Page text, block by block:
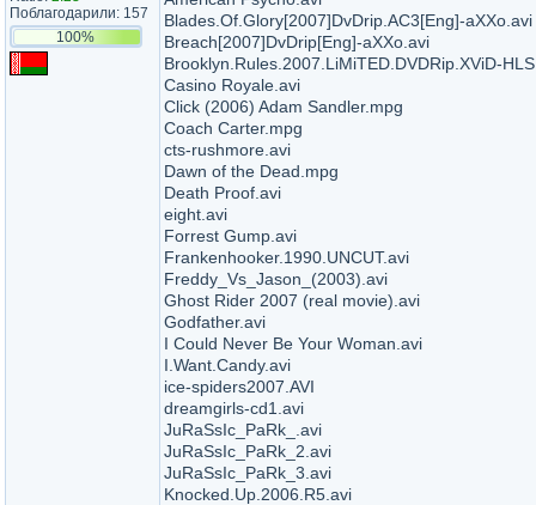
Поблагодарили: 157
100%
Blades.Of.Glory[2007]DvDrip.AC3[Eng]-aXXo.avi
Breach[2007]DvDrip[Eng]-aXXo.avi
Brooklyn.Rules.2007.LiMiTED.DVDRip.XViD-
Casino Royale.avi
Click (2006) Adam Sandler.mpg
Coach Carter.mpg
cts-rushmore.avi
Dawn of the Dead.mpg
Death Proof.avi
eight.avi
Forrest Gump.avi
Frankenhooker.1990.UNCUT.avi
Freddy_Vs_Jason_(2003).avi
Ghost Rider 2007 (real movie).avi
Godfather.avi
I Could Never Be Your Woman.avi
I.Want.Candy.avi
ice-spiders2007.AVI
dreamgirls-cd1.avi
JuRaSsIc_PaRk_.avi
JuRaSsIc_PaRk_2.avi
JuRaSsIc_PaRk_3.avi
Knocked.Up.2006.R5.avi